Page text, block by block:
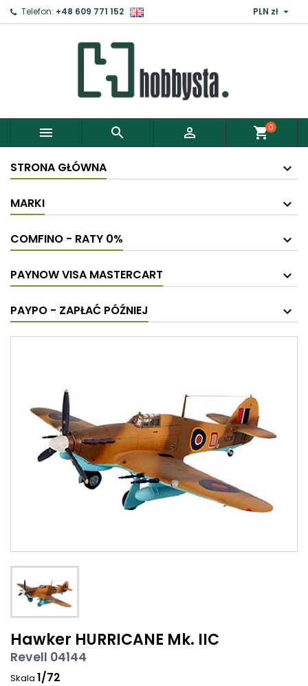
Telefon: +48 609 771 152 PLN zł 
   shopping_cart0
STRONA GŁÓWNA
MARKI
COMFINO - RATY 0%
PAYNOW VISA MASTERCART
PAYPO - ZAPŁAĆ PÓŹNIEJ
Hawker HURRICANE Mk. IIC
Revell 04144
Skala 1/72